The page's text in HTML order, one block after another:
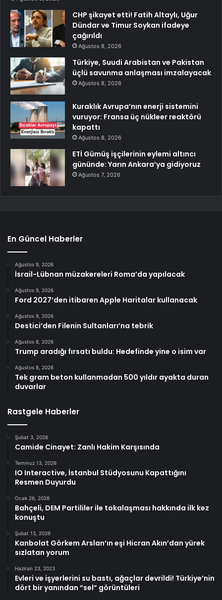
CHP şikayet etti! Fatih Altaylı, Uğur
Dündar ve Timur Soykan ifadeye
çağırıldı
Ağustos 8, 2026
Türkiye, Suudi Arabistan ve Pakistan
üçlü savunma anlaşması imzalayacak
Ağustos 8, 2026
Kuraklık Avrupa’nın enerji sistemini
vuruyor: Fransa üç nükleer reaktörü
kapattı
Ağustos 8, 2026
ETİ Gümüş işçilerinin eylemi altıncı
gününde: Yarın Ankara’ya gidiyoruz
Ağustos 7, 2026
En Güncel Haberler
Ağustos 9, 2026
İsrail-Lübnan müzakereleri Roma’da yapılacak
Ağustos 9, 2026
Ford 2027’den itibaren Apple Haritalar kullanacak
Ağustos 9, 2026
Destici’den Filenin Sultanları’na tebrik
Ağustos 8, 2026
Trump aradığı fırsatı buldu: Hedefinde yine o isim var
Ağustos 8, 2026
Tek gram beton kullanmadan 500 yıldır ayakta duran
duvarlar
Rastgele Haberler
Şubat 3, 2026
Camide Cinayet: Zanlı Hakim Karşısında
Temmuz 13, 2026
IO Interactive, İstanbul Stüdyosunu Kapattığını
Resmen Duyurdu
Ocak 26, 2026
Bahçeli, DEM Partililer ile tokalaşması hakkında ilk kez
konuştu
Şubat 13, 2026
Kanbolat Görkem Arslan’ın eşi Hicran Akın’dan yürek
sızlatan yorum
Haziran 23, 2023
Evleri ve işyerlerini su bastı, ağaçlar devrildi! Türkiye’nin
dört bir yanından “sel” görüntüleri